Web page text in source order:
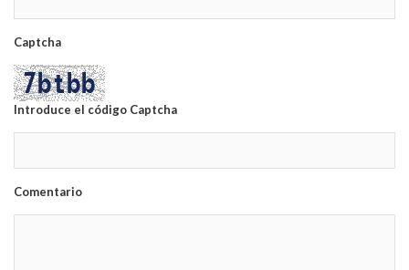
Captcha
Introduce el código Captcha
Comentario